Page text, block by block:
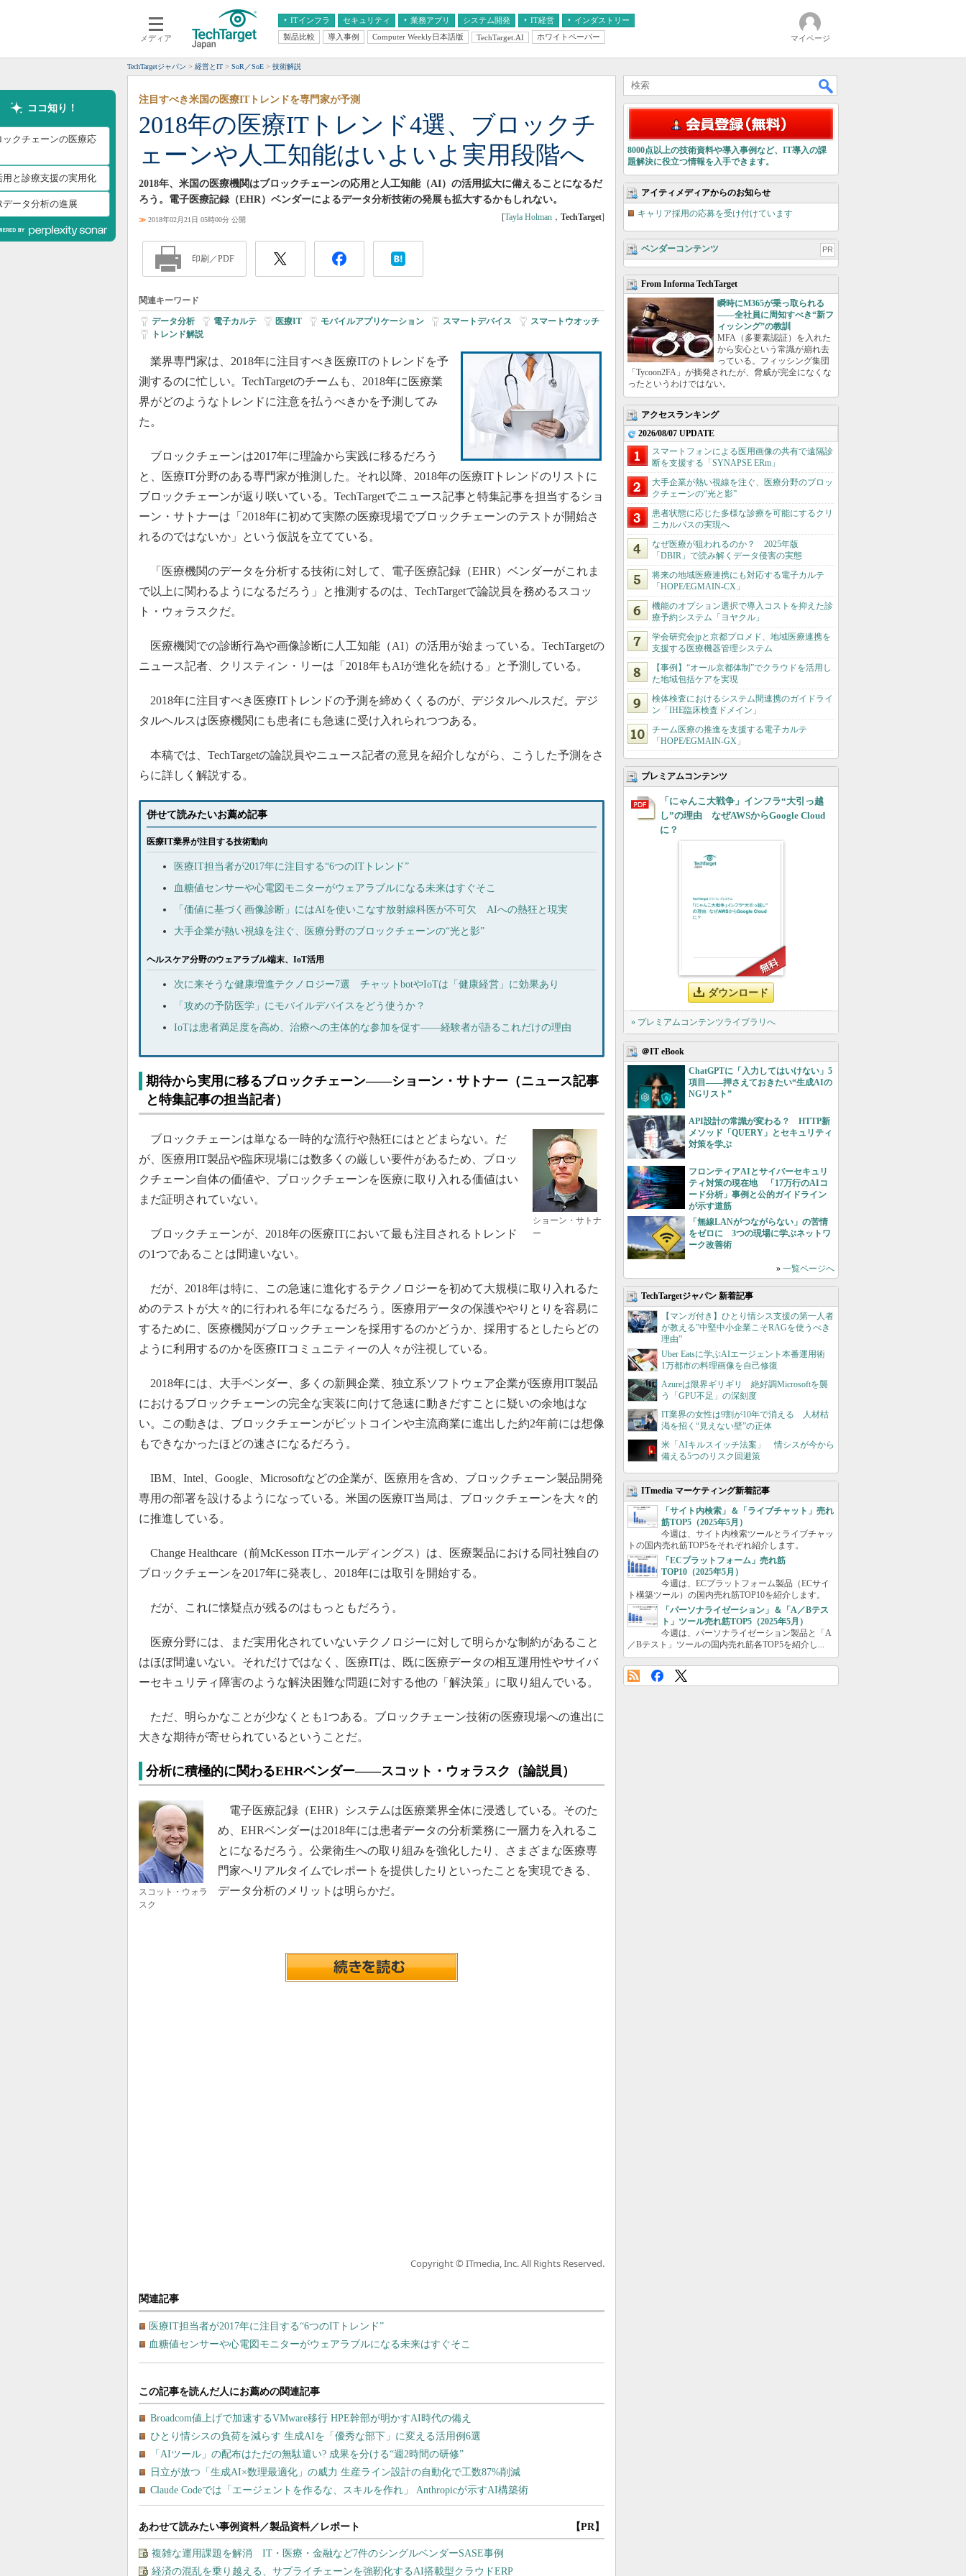
メディア
ITインフラ
クラウド
スマートモバイル
ネットワーク
システム運用管理
セキュリティ 業務アプリ
エンタープライズAI
ERP
CX
情報系システム
システム開発 IT経営
経営とIT
インダストリー
医療IT
製品比較 導入事例 Computer Weekly日本語版 TechTarget.AI ホワイトペーパー マイページ
TechTargetジャパン 経営とIT SoR／SoE 技術解説
ココ知り！
ックチェーンの医療応
用と診療支援の実用化
データ分析の進展
2018年の医療ITトレンド4選、ブロックチ
ェーンや人工知能はいよいよ実用段階へ
注目すべき米国の医療ITトレンドを専門家が予測
2018年、米国の医療機関はブロックチェーンの応用と人工知能（AI）の活用拡大に備えることになるだ
ろう。電子医療記録（EHR）ベンダーによるデータ分析技術の発展も拡大するかもしれない。
≫ 2018年02月21日 05時00分 公開 [Tayla Holman ， TechTarget]
印刷／PDF
関連キーワード
データ分析 電子カルテ 医療IT モバイルアプリケーション スマートデバイス スマートウオッチ
トレンド解説
業界専門家は、2018年に注目すべき医療ITのトレンドを予
測するのに忙しい。TechTargetのチームも、2018年に医療業
界がどのようなトレンドに注意を払うべきかを予測してみ
た。
ブロックチェーンは2017年に理論から実践に移るだろう
と、医療IT分野のある専門家が推測した。それ以降、2018年の医療ITトレンドのリストに
ブロックチェーンが返り咲いている。TechTargetでニュース記事と特集記事を担当するショ
ーン・サトナーは「2018年に初めて実際の医療現場でブロックチェーンのテストが開始さ
れるのではないか」という仮説を立てている。
「医療機関のデータを分析する技術に対して、電子医療記録（EHR）ベンダーがこれま
で以上に関わるようになるだろう」と推測するのは、TechTargetで論説員を務めるスコッ
ト・ウォラスクだ。
医療機関での診断行為や画像診断に人工知能（AI）の活用が始まっている。TechTargetの
ニュース記者、クリスティン・リーは「2018年もAIが進化を続ける」と予測している。
2018年に注目すべき医療ITトレンドの予測を締めくくるのが、デジタルヘルスだ。デジ
タルヘルスは医療機関にも患者にも急速に受け入れられつつある。
本稿では、TechTargetの論説員やニュース記者の意見を紹介しながら、こうした予測をさ
らに詳しく解説する。
併せて読みたいお薦め記事
医療IT業界が注目する技術動向
医療IT担当者が2017年に注目する“6つのITトレンド”
血糖値センサーや心電図モニターがウェアラブルになる未来はすぐそこ
「価値に基づく画像診断」にはAIを使いこなす放射線科医が不可欠 AIへの熱狂と現実
大手企業が熱い視線を注ぐ、医療分野のブロックチェーンの“光と影”
ヘルスケア分野のウェアラブル端末、IoT活用
次に来そうな健康増進テクノロジー7選 チャットbotやIoTは「健康経営」に効果あり
「攻めの予防医学」にモバイルデバイスをどう使うか？
IoTは患者満足度を高め、治療への主体的な参加を促す――経験者が語るこれだけの理由
期待から実用に移るブロックチェーン――ショーン・サトナー（ニュース記事
と特集記事の担当記者）
ショーン・サトナ
ー
ブロックチェーンは単なる一時的な流行や熱狂にはとどまらない。だ
が、医療用IT製品や臨床現場には数多くの厳しい要件があるため、ブロッ
クチェーン自体の価値や、ブロックチェーンを医療に取り入れる価値はい
まだ証明されていない。
ブロックチェーンが、2018年の医療ITにおいて最も注目されるトレンド
の1つであることは間違いない。
だが、2018年は特に、この急速に進化するテクノロジーを初めて大規模に取り入れるた
めのテストが大々的に行われる年になるだろう。医療用データの保護ややりとりを容易に
するために、医療機関がブロックチェーンを採用するのかどうか、採用するとしたらどの
ように利用するのかを医療ITコミュニティーの人々が注視している。
2018年には、大手ベンダー、多くの新興企業、独立系ソフトウェア企業が医療用IT製品
におけるブロックチェーンの完全な実装に向けて急速に動きだすことに疑いの余地はな
い。この動きは、ブロックチェーンがビットコインや主流商業に進出した約2年前には想像
もできなかったほどの速さになるだろう。
IBM、Intel、Google、Microsoftなどの企業が、医療用を含め、ブロックチェーン製品開発
専用の部署を設けるようになっている。米国の医療IT当局は、ブロックチェーンを大々的
に推進している。
Change Healthcare（前McKesson ITホールディングス）は、医療製品における同社独自の
ブロックチェーンを2017年に発表し、2018年には取引を開始する。
だが、これに懐疑点が残るのはもっともだろう。
医療分野には、まだ実用化されていないテクノロジーに対して明らかな制約があること
はほぼ間違いない。それだけではなく、医療ITは、既に医療データの相互運用性やサイバ
ーセキュリティ障害のような解決困難な問題に対する他の「解決策」に取り組んでいる。
ただ、明らかなことが少なくとも1つある。ブロックチェーン技術の医療現場への進出に
大きな期待が寄せられているということだ。
分析に積極的に関わるEHRベンダー――スコット・ウォラスク（論説員）
スコット・ウォラ
スク
電子医療記録（EHR）システムは医療業界全体に浸透している。そのた
め、EHRベンダーは2018年には患者データの分析業務に一層力を入れるこ
とになるだろう。公衆衛生への取り組みを強化したり、さまざまな医療専
門家へリアルタイムでレポートを提供したりといったことを実現できる、
データ分析のメリットは明らかだ。
Copyright © ITmedia, Inc. All Rights Reserved.
関連記事
医療IT担当者が2017年に注目する“6つのITトレンド”
血糖値センサーや心電図モニターがウェアラブルになる未来はすぐそこ
あわせて読みたい事例資料／製品資料／レポート 【PR】
複雑な運用課題を解消 IT・医療・金融など7件のシングルベンダーSASE事例
経済の混乱を乗り越える、サプライチェーンを強靭化するAI搭載型クラウドERP
8000点以上の技術資料や導入事例など、IT導入の課
題解決に役立つ情報を入手できます。
アイティメディアからのお知らせ
キャリア採用の応募を受け付けています
ベンダーコンテンツ PR
From Informa TechTarget
瞬時にM365が乗っ取られる
――全社員に周知すべき“新フ
ィッシング”の教訓
MFA（多要素認証）を入れた
から安心という常識が崩れ去
っている。フィッシング集団
「Tycoon2FA」が摘発されたが、脅威が完全になくな
ったというわけではない。
アクセスランキング
2026/08/07 UPDATE
スマートフォンによる医用画像の共有で遠隔診
断を支援する「SYNAPSE ERm」
大手企業が熱い視線を注ぐ、医療分野のブロッ
クチェーンの“光と影”
患者状態に応じた多様な診療を可能にするクリ
ニカルパスの実現へ
なぜ医療が狙われるのか？ 2025年版
「DBIR」で読み解くデータ侵害の実態
将来の地域医療連携にも対応する電子カルテ
「HOPE/EGMAIN-CX」
機能のオプション選択で導入コストを抑えた診
療予約システム「ヨヤクル」
学会研究会jpと京都プロメド、地域医療連携を
支援する医療機器管理システム
【事例】“オール京都体制”でクラウドを活用し
た地域包括ケアを実現
検体検査におけるシステム間連携のガイドライ
ン「IHE臨床検査ドメイン」
チーム医療の推進を支援する電子カルテ
「HOPE/EGMAIN-GX」
プレミアムコンテンツ
「にゃんこ大戦争」インフラ“大引っ越
し”の理由 なぜAWSからGoogle Cloud
に？
ダウンロード
» プレミアムコンテンツライブラリへ
＠IT eBook
ChatGPTに「入力してはいけない」5
項目――押さえておきたい“生成AIの
NGリスト”
API設計の常識が変わる？ HTTP新
メソッド「QUERY」とセキュリティ
対策を学ぶ
フロンティアAIとサイバーセキュリ
ティ対策の現在地 「17万行のAIコ
ード分析」事例と公的ガイドライン
が示す道筋
「無線LANがつながらない」の苦情
をゼロに 3つの現場に学ぶネットワ
ーク改善術
» 一覧ページへ
TechTargetジャパン 新着記事
【マンガ付き】ひとり情シス支援の第一人者
が教える”中堅中小企業こそRAGを使うべき
理由”
Uber Eatsに学ぶAIエージェント本番運用術
1万都市の料理画像を自己修復
Azureは限界ギリギリ 絶好調Microsoftを襲
う「GPU不足」の深刻度
IT業界の女性は9割が10年で消える 人材枯
渇を招く“見えない壁”の正体
米「AIキルスイッチ法案」 情シスが今から
備える5つのリスク回避策
ITmedia マーケティング新着記事
「サイト内検索」＆「ライブチャット」売れ
筋TOP5（2025年5月）
今週は、サイト内検索ツールとライブチャッ
トの国内売れ筋TOP5をそれぞれ紹介します。
「ECプラットフォーム」売れ筋
TOP10（2025年5月）
今週は、ECプラットフォーム製品（ECサイ
ト構築ツール）の国内売れ筋TOP10を紹介します。
「パーソナライゼーション」＆「A／Bテス
ト」ツール売れ筋TOP5（2025年5月）
今週は、パーソナライゼーション製品と「A
／Bテスト」ツールの国内売れ筋各TOP5を紹介し...